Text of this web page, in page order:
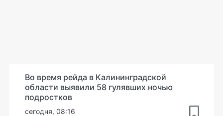
Во время рейда в Калининградской
области выявили 58 гулявших ночью
подростков
сегодня, 08:16